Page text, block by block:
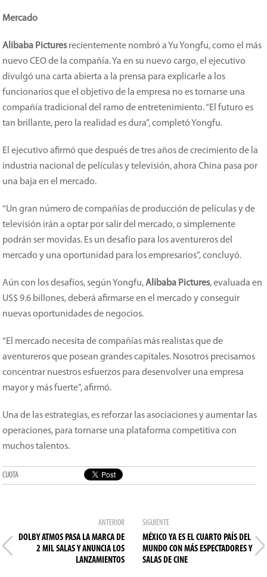
Mercado
Alibaba Picturesrecientemente nombró a Yu Yongfu, como el más
nuevo CEO de la compañía. Ya en su nuevo cargo, el ejecutivo
divulgó una carta abierta a la prensa para explicarle a los
funcionarios que el objetivo de la empresa no es tornarse una
compañía tradicional del ramo de entretenimiento. “El futuro es
tan brillante, pero la realidad es dura”, completó Yongfu.
El ejecutivo afirmó que después de tres años de crecimiento de la
industria nacional de películas y televisión, ahora China pasa por
una baja en el mercado.
“Un gran número de compañías de producción de películas y de
televisión irán a optar por salir del mercado, o simplemente
podrán ser movidas. Es un desafío para los aventureros del
mercado y una oportunidad para los empresarios”, concluyó.
Aún con los desafíos, según Yongfu,Alibaba Pictures, evaluada en
US$ 9.6 billones, deberá afirmarse en el mercado y conseguir
nuevas oportunidades de negocios.
“El mercado necesita de compañías más realistas que de
aventureros que posean grandes capitales. Nosotros precisamos
concentrar nuestros esfuerzos para desenvolver una empresa
mayor y más fuerte”, afirmó.
Una de las estrategias, es reforzar las asociaciones y aumentar las
operaciones, para tornarse una plataforma competitiva con
muchos talentos.
CUOTA
ANTERIOR
DOLBY ATMOS PASA LA MARCA DE
2 MIL SALAS Y ANUNCIA LOS
LANZAMIENTOS
SIGUIENTE
MÉXICO YA ES EL CUARTO PAÍS DEL
MUNDO CON MÁS ESPECTADORES Y
SALAS DE CINE